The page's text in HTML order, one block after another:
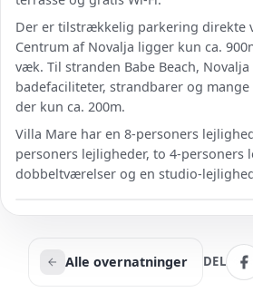
Der er tilstrækkelig parkering direkte
Centrum af Novalja ligger kun ca.
væk. Til stranden Babe Beach, Novalja
badefaciliteter, strandbarer og
der kun ca. 200m.
Villa Mare har en 8-personers
personers lejligheder, to 4-personers
dobbeltværelser og en studio-
Alle overnatninger DEL